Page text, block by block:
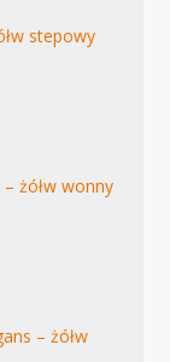
stepowy
żółw wonny
– żółw